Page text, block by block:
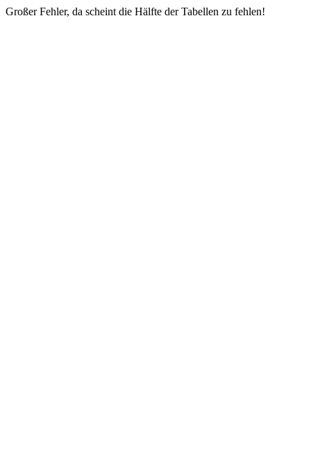
Großer Fehler, da scheint die Hälfte der Tabellen zu fehlen!